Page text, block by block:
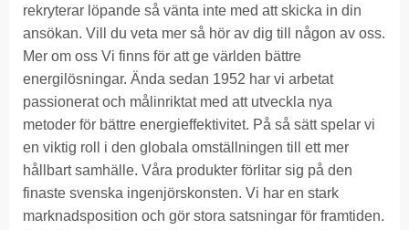
rekryterar löpande så vänta inte med att skicka in din
ansökan. Vill du veta mer så hör av dig till någon av oss.
Mer om oss Vi finns för att ge världen bättre
energilösningar. Ända sedan 1952 har vi arbetat
passionerat och målinriktat med att utveckla nya
metoder för bättre energieffektivitet. På så sätt spelar vi
en viktig roll i den globala omställningen till ett mer
hållbart samhälle. Våra produkter förlitar sig på den
finaste svenska ingenjörskonsten. Vi har en stark
marknadsposition och gör stora satsningar för framtiden.